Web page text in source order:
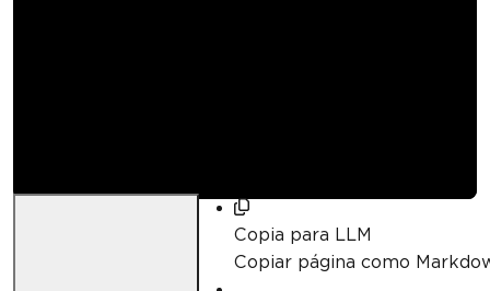
Copia para LLM
Copiar página como